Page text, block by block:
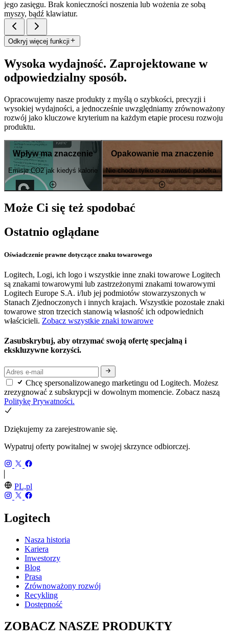
jego zasięgu. Brak konieczności noszenia lub wożenia ze sobą
myszy, bądź klawiatur.
Odkryj więcej funkcji
Wysoka wydajność. Zaprojektowane w
odpowiedzialny sposób.
Opracowujemy nasze produkty z myślą o szybkości, precyzji i
wysokiej wydajności, a jednocześnie uwzględniamy zrównoważony
rozwój jako kluczowe kryterium na każdym etapie procesu rozwoju
produktu.
Wpływ ma znaczenie
Emisje CO2 jak kiedyś kalorie
Opakowanie ma znaczenie
Nie chodzi tylko o zawartość pudełka.
Może Ci się też spodobać
Ostatnio oglądane
Oświadczenie prawne dotyczące znaku towarowego
Logitech, Logi, ich logo i wszystkie inne znaki towarowe Logitech
są znakami towarowymi lub zastrzeżonymi znakami towarowymi
Logitech Europe S.A. i/lub jej podmiotów stowarzyszonych w
Stanach Zjednoczonych i innych krajach. Wszystkie pozostałe znaki
towarowe stron trzecich stanowią własność ich odpowiednich
właścicieli. Zobacz wszystkie znaki towarowe
Zasubskrybuj, aby otrzymać swoją ofertę specjalną i
ekskluzywne korzyści.
Chcę spersonalizowanego marketingu od Logitech. Możesz
zrezygnować z subskrypcji w dowolnym momencie. Zobacz naszą
Politykę Prywatności.
Dziękujemy za zarejestrowanie się.
Wypatruj oferty powitalnej w swojej skrzynce odbiorczej.
PL,pl
Logitech
Nasza historia
Kariera
Inwestorzy
Blog
Prasa
Zrównoważony rozwój
Recykling
Dostępność
ZOBACZ NASZE PRODUKTY